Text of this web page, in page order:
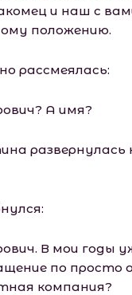
и наш с
положению.
рассмеялась:
А имя?
В мои годы
по просто
компания?